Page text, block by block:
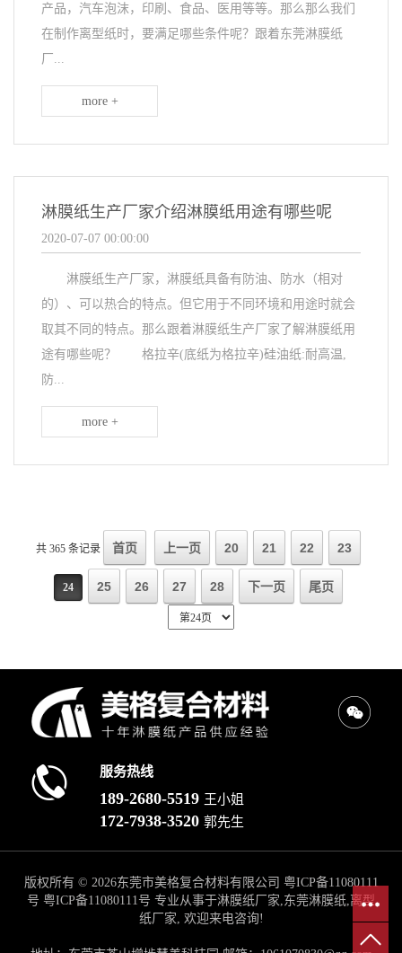
产品，汽车泡沫，印刷、食品、医用等等。那么那么我们
在制作离型纸时，要满足哪些条件呢？跟着东莞淋膜纸
厂...
more +
淋膜纸生产厂家介绍淋膜纸用途有哪些呢
2020-07-07 00:00:00
淋膜纸生产厂家，淋膜纸具备有防油、防水（相对
的）、可以热合的特点。但它用于不同环境和用途时就会
取其不同的特点。那么跟着淋膜纸生产厂家了解淋膜纸用
途有哪些呢？ 格拉辛(底纸为格拉辛)硅油纸:耐高温,
防...
more +
共 365 条记录 首页 上一页 20 21 22 23
24 25 26 27 28 下一页 尾页
服务热线
189-2680-5519 王小姐
172-7938-3520 郭先生
版权所有 © 2026东莞市美格复合材料有限公司 粤ICP备11080111
号 粤ICP备11080111号 专业从事于淋膜纸厂家,东莞淋膜纸,离型
纸厂家, 欢迎来电咨询!